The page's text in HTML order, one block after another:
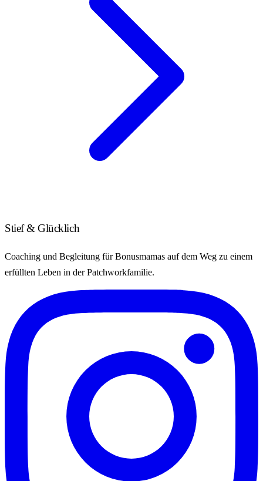
Stief & Glücklich
Coaching und Begleitung für Bonusmamas auf dem Weg zu einem
erfüllten Leben in der Patchworkfamilie.